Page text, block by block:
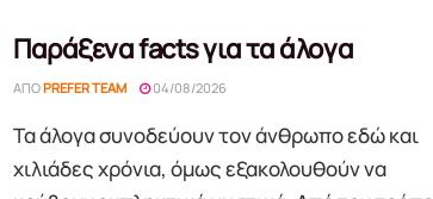
Παράξενα facts για τα άλογα
ΑΠΌPREFER TEAM 04/08/2026
Τα άλογα συνοδεύουν τον άνθρωπο εδώ και
χιλιάδες χρόνια, όμως εξακολουθούν να